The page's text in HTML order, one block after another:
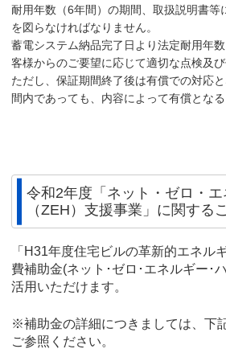
耐用年数（6年間）の期間、取扱説明書等
を図らなければなりません。
蓄電システム納品完了日より法定耐用年
客様からのご要望に応じて適切な点検及び
ただし、保証期間終了後は有償での対応
間内であっても、内容によって有償となる
令和2年度「ネット・ゼロ・
（ZEH）支援事業」に関する
「H31年度住宅ビルの革新的エネル
費補助金(ネット･ゼロ･エネルギー･
活用いただけます。
※補助金の詳細につきましては、下
ご参照ください。